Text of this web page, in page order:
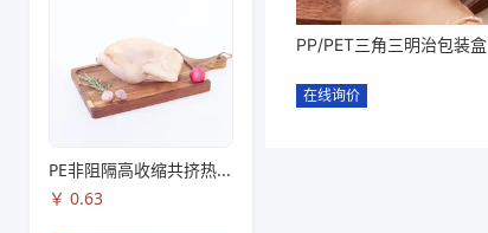
PE非阻隔高收缩共挤热收缩膜S83
￥ 0.63
PP/PET三角三明治包装盒
在线询价